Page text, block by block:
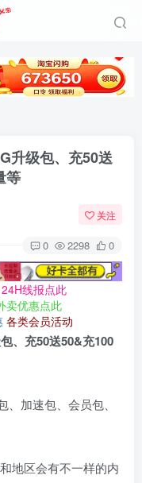
升级包、充50送
等
关注
0 2298 0
24H线报点此
卖优惠点此
各类会员活动
、充50送50&充100
加速包、会员包、
地区会有不一样的内